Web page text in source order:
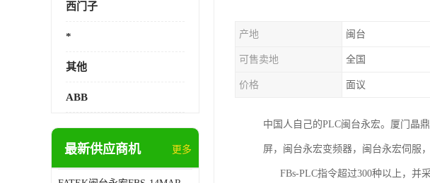
西门子
*
其他
ABB
最新供应商机 更多
产地 闽台
可售卖地 全国
价格 面议
中国人自己的PLC闽台永宏。厦门晶
屏，闽台永宏变频器，闽台永宏伺服
FBs-PLC指令超过300种以上，并